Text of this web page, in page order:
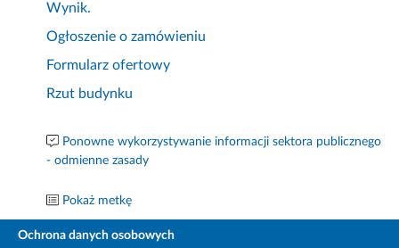
Wynik.
Ogłoszenie o zamówieniu
Formularz ofertowy
Rzut budynku
Ponowne wykorzystywanie informacji sektora publicznego
- odmienne zasady
Pokaż metkę
Ochrona danych osobowych